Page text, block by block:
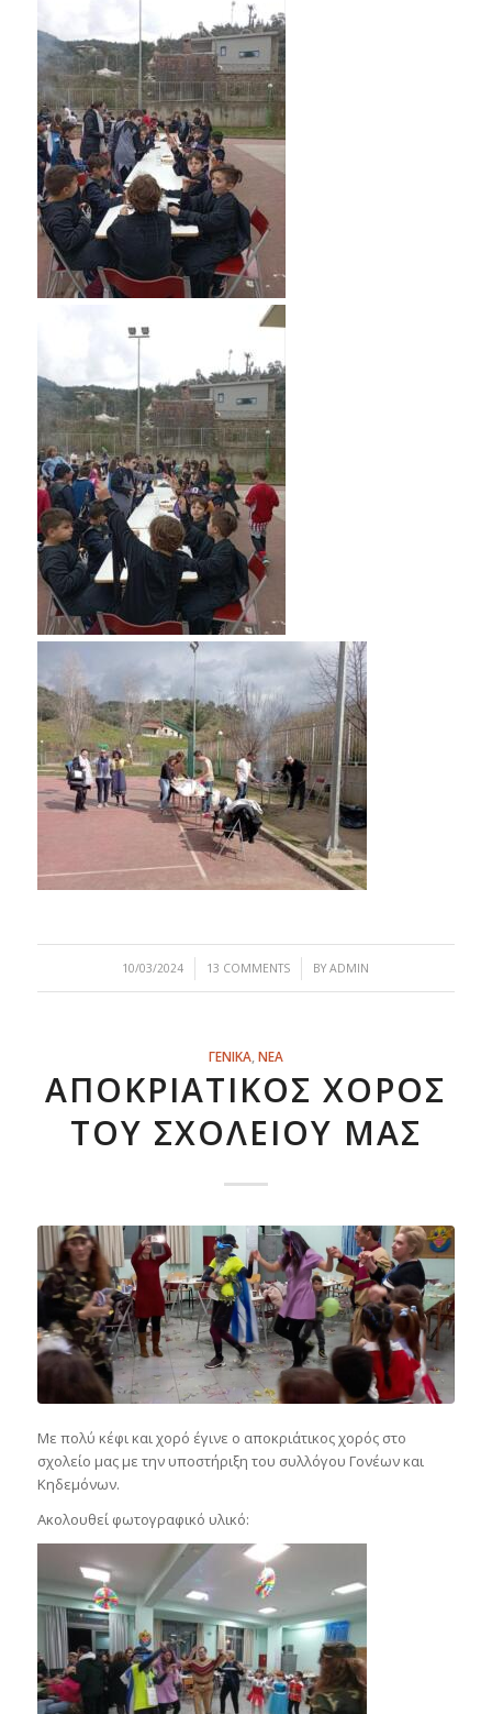
10/03/2024
/ 13 COMMENTS
/ BYADMIN
ΓΕΝΙΚΑ, ΝΕΑ
ΑΠΟΚΡΙΆΤΙΚΟΣ ΧΟΡΌΣ
ΤΟΥ ΣΧΟΛΕΊΟΥ ΜΑΣ
Με πολύ κέφι και χορό έγινε ο αποκριάτικος χορός στο
σχολείο μας με την υποστήριξη του συλλόγου Γονέων και
Κηδεμόνων.
Ακολουθεί φωτογραφικό υλικό: